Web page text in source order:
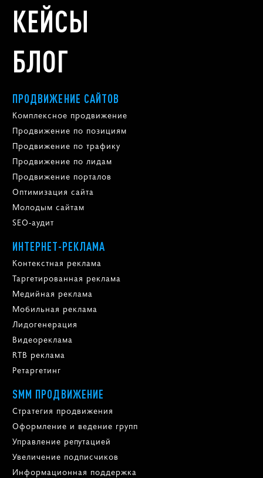
КЕЙСЫ
БЛОГ
ПРОДВИЖЕНИЕ САЙТОВ
Комплексное продвижение
Продвижение по позициям
Продвижение по трафику
Продвижение по лидам
Продвижение порталов
Оптимизация сайта
Молодым сайтам
SEO-аудит
ИНТЕРНЕТ-РЕКЛАМА
Контекстная реклама
Таргетированная реклама
Медийная реклама
Мобильная реклама
Лидогенерация
Видеореклама
RTB реклама
Ретаргетинг
SMM ПРОДВИЖЕНИЕ
Стратегия продвижения
Оформление и ведение групп
Управление репутацией
Увеличение подписчиков
Информационная поддержка